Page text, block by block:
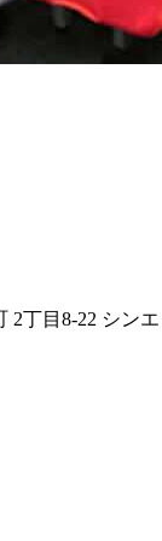
2丁目8-22 シンエ